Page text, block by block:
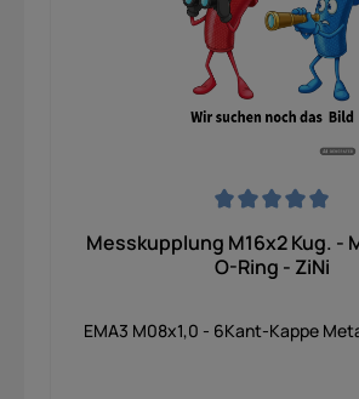
Messkupplung M16x2 Kug. -
O-Ring - ZiNi
EMA3 M08x1,0 - 6Kant-Kappe